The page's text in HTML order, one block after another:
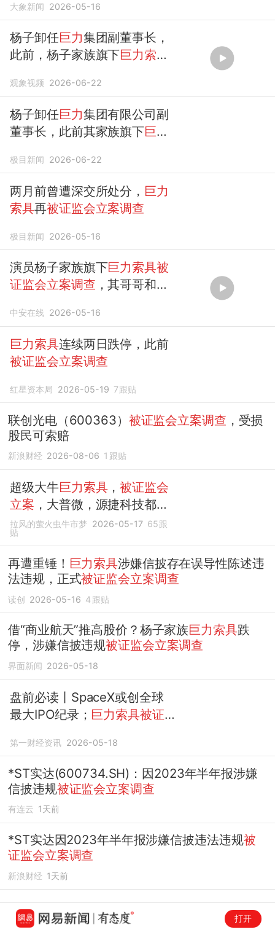
大象新闻 2026-05-16
杨子卸任巨力集团副董事长，
此前，杨子家族旗下巨力索
观象视频 2026-06-22
杨子卸任巨力集团有限公司副
董事长，此前其家族旗下巨力
极目新闻 2026-06-22
两月前曾遭深交所处分， 巨力
索具再被证监会立案调查
极目新闻 2026-05-16
演员杨子家族旗下巨力索具被
证监会立案调查 ，其哥哥和侄
商业航天概念股价大涨。...
中安在线 2026-05-16
巨力索具连续两日跌停，此前
被证监会立案调查
红星资本局 2026-05-19 7跟贴
联创光电（600363） 被证监会立案调查 ，受损
股民可索赔
新浪财经 2026-08-06 1 跟贴
超级大牛巨力索具，被证监会
立案 ，大普微，源捷科技都调
查监管！
拉风的萤火虫牛市梦 2026-05-17 65跟
贴
再遭重锤！ 巨力索具涉嫌信披存在误导性陈述违
法违规，正式被证监会立案调查
读创 2026-05-16 4 跟贴
借“商业航天”推高股价？杨子家族巨力索具跌
停，涉嫌信披违规被证监会立案调查
界面新闻 2026-05-18
盘前必读丨SpaceX或创全球
最大IPO纪录； 巨力索具被证
第一财经资讯 2026-05-18
*ST实达(600734.SH)：因2023年半年报涉嫌
信披违规被证监会立案调查
有连云 1天前
*ST实达因2023年半年报涉嫌信披违法违规被
证监会立案调查
新浪财经 1天前
打开